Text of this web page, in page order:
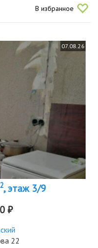
В избранное
07.08.26
2, этаж 3/9
₽
22